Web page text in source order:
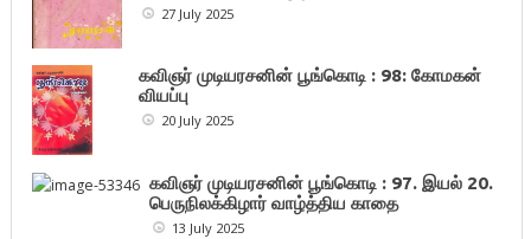
27 July 2025
கவிஞர் முடியரசனின் பூங்கொடி : 98: கோமகன்
வியப்பு
20 July 2025
கவிஞர் முடியரசனின் பூங்கொடி : 97. இயல் 20.
பெருநிலக்கிழார் வாழ்த்திய காதை
13 July 2025